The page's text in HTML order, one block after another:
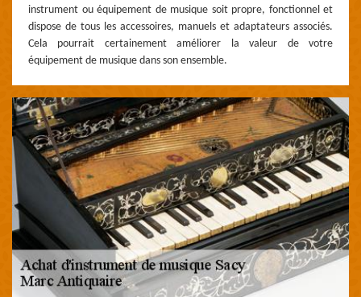
instrument ou équipement de musique soit propre, fonctionnel et
dispose de tous les accessoires, manuels et adaptateurs associés.
Cela pourrait certainement améliorer la valeur de votre
équipement de musique dans son ensemble.